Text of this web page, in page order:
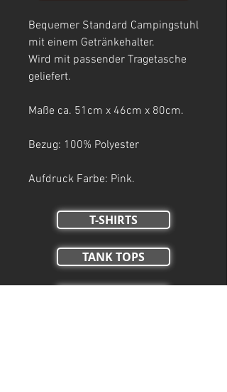
Bequemer Standard Campingstuhl
mit einem Getränkehalter.
Wird mit passender Tragetasche
geliefert.
Maße ca. 51cm x 46cm x 80cm.
Bezug: 100% Polyester
Aufdruck Farbe: Pink.
T-SHIRTS
TANK TOPS